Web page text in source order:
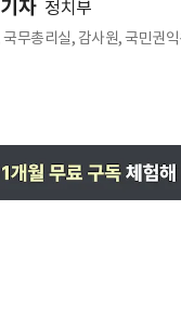
자 정치부
무총리실, 감사원, 국민권